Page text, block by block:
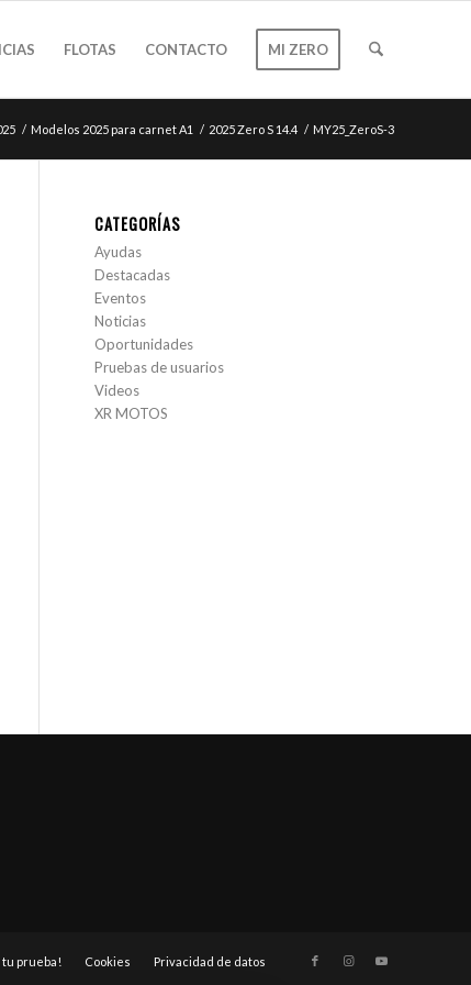
FLOTAS CONTACTO MI ZERO
/ Modelos 2025 para carnet A1 / 2025 Zero S 14.4 / MY25_ZeroS-3
CATEGORÍAS
Ayudas
Destacadas
Eventos
Noticias
Oportunidades
Pruebas de usuarios
Videos
XR MOTOS
tu prueba! Cookies Privacidad de datos